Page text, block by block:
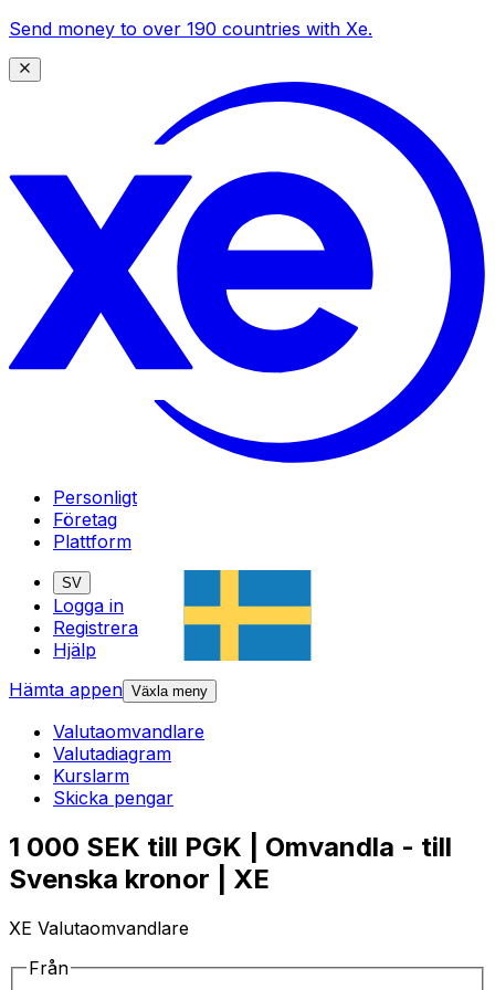
Send money to over 190 countries with Xe.
Personligt
Företag
Plattform
SV
Logga in
Registrera
Hjälp
Hämta appen Växla meny
Valutaomvandlare
Valutadiagram
Kurslarm
Skicka pengar
1 000 SEK till PGK | Omvandla - till
Svenska kronor | XE
XE Valutaomvandlare
Från